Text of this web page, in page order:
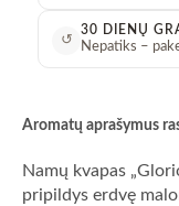
↺
30 DIENŲ
Nepatiks –
Aromatų aprašymus
Namų kvapas
pripildys erdvę